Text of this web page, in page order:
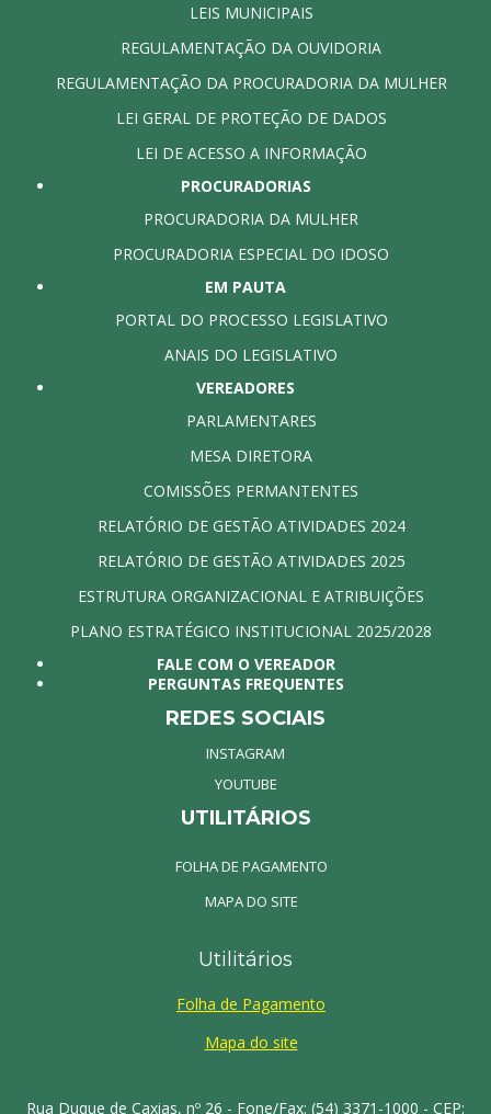
LEIS MUNICIPAIS
REGULAMENTAÇÃO DA OUVIDORIA
REGULAMENTAÇÃO DA PROCURADORIA DA MULHER
LEI GERAL DE PROTEÇÃO DE DADOS
LEI DE ACESSO A INFORMAÇÃO
PROCURADORIAS
PROCURADORIA DA MULHER
PROCURADORIA ESPECIAL DO IDOSO
EM PAUTA
PORTAL DO PROCESSO LEGISLATIVO
ANAIS DO LEGISLATIVO
VEREADORES
PARLAMENTARES
MESA DIRETORA
COMISSÕES PERMANTENTES
RELATÓRIO DE GESTÃO ATIVIDADES 2024
RELATÓRIO DE GESTÃO ATIVIDADES 2025
ESTRUTURA ORGANIZACIONAL E ATRIBUIÇÕES
PLANO ESTRATÉGICO INSTITUCIONAL 2025/2028
FALE COM O VEREADOR
PERGUNTAS FREQUENTES
REDES SOCIAIS
INSTAGRAM
YOUTUBE
UTILITÁRIOS
FOLHA DE PAGAMENTO
MAPA DO SITE
Utilitários
Folha de Pagamento
Mapa do site
Rua Duque de Caxias, nº 26 - Fone/Fax: (54) 3371-1000 - CEP: